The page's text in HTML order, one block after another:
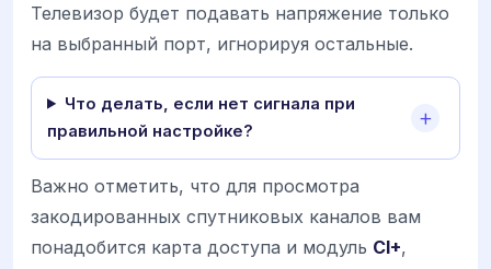
Телевизор будет подавать напряжение только
на выбранный порт, игнорируя остальные.
Что делать, если нет сигнала при
правильной настройке?
Важно отметить, что для просмотра
закодированных спутниковых каналов вам
понадобится карта доступа и модуль CI+,